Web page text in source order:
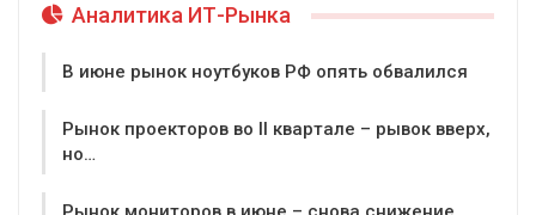
Аналитика ИТ-Рынка
В июне рынок ноутбуков РФ опять обвалился
Рынок проекторов во II квартале – рывок вверх,
но…